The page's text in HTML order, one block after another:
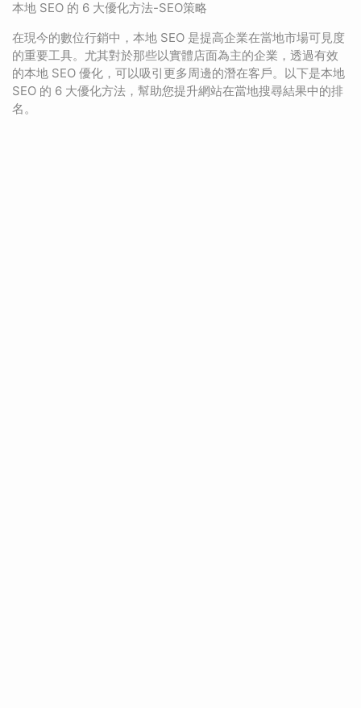
本地 SEO 的 6 大優化方法-SEO策略
在現今的數位行銷中，本地 SEO 是提高企業在當地市場可見度
的重要工具。尤其對於那些以實體店面為主的企業，透過有效
的本地 SEO 優化，可以吸引更多周邊的潛在客戶。以下是本地
SEO 的 6 大優化方法，幫助您提升網站在當地搜尋結果中的排
名。